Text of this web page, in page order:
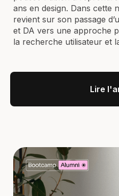
ans en design. Dans cette
revient sur son passage
et DA vers une approche
la recherche utilisateur et
Lire